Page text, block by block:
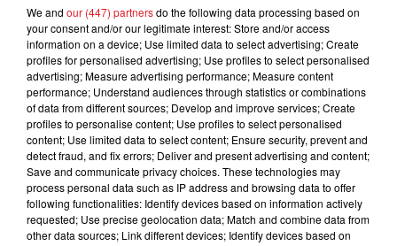
FIL D'ACTUS
15 juillet 2026
BÉTHUNE: ENQUÊTE POUR HOMICIDE
VOLONTAIRE EN COURS, APRÈS LA...
We and our (447) partnersdo the following data processing based on
your consent and/or our legitimate interest: Store and/or access
information on a device; Use limited data to select advertising; Create
profiles for personalised advertising; Use profiles to select personalised
advertising; Measure advertising performance; Measure content
performance; Understand audiences through statistics or combinations
of data from different sources; Develop and improve services; Create
profiles to personalise content; Use profiles to select personalised
content; Use limited data to select content; Ensure security, prevent and
detect fraud, and fix errors; Deliver and present advertising and content;
Save and communicate privacy choices. These technologies may
process personal data such as IP address and browsing data to offer
following functionalities: Identify devices based on information actively
requested; Use precise geolocation data; Match and combine data from
other data sources; Link different devices; Identify devices based on